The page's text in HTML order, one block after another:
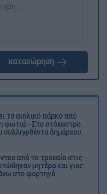
καταχώρηση
το αιολικό πάρκο από
φωτιά - Στο στόχαστρο
συλληφθέντα δημάρχου
από το τροχαίο στις
μητέρα και γιος:
στο φορτηγό